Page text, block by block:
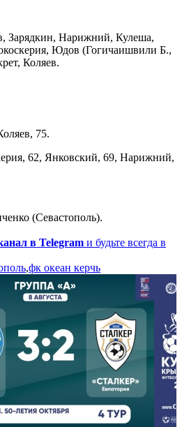
Зарядкин, Нарижний, Кулеша,
Юдов (Гогичаишвили Б.,
Коляев.
75.
62, Янковский, 69, Нарижний,
(Севастополь).
в Telegram и будьте всегда в
,фк океан керчь